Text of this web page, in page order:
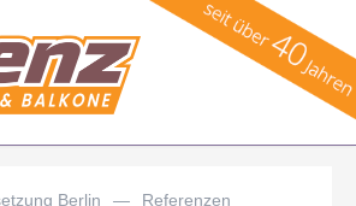
Berlin — Referenzen